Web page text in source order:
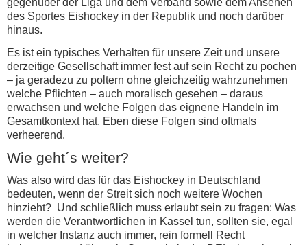
gegenüber der Liga und dem Verband sowie dem Ansehen
des Sportes Eishockey in der Republik und noch darüber
hinaus.
Es ist ein typisches Verhalten für unsere Zeit und unsere
derzeitige Gesellschaft immer fest auf sein Recht zu pochen
– ja geradezu zu poltern ohne gleichzeitig wahrzunehmen
welche Pflichten – auch moralisch gesehen – daraus
erwachsen und welche Folgen das eignene Handeln im
Gesamtkontext hat. Eben diese Folgen sind oftmals
verheerend.
Wie geht´s weiter?
Was also wird das für das Eishockey in Deutschland
bedeuten, wenn der Streit sich noch weitere Wochen
hinzieht? Und schließlich muss erlaubt sein zu fragen: Was
werden die Verantwortlichen in Kassel tun, sollten sie, egal
in welcher Instanz auch immer, rein formell Recht